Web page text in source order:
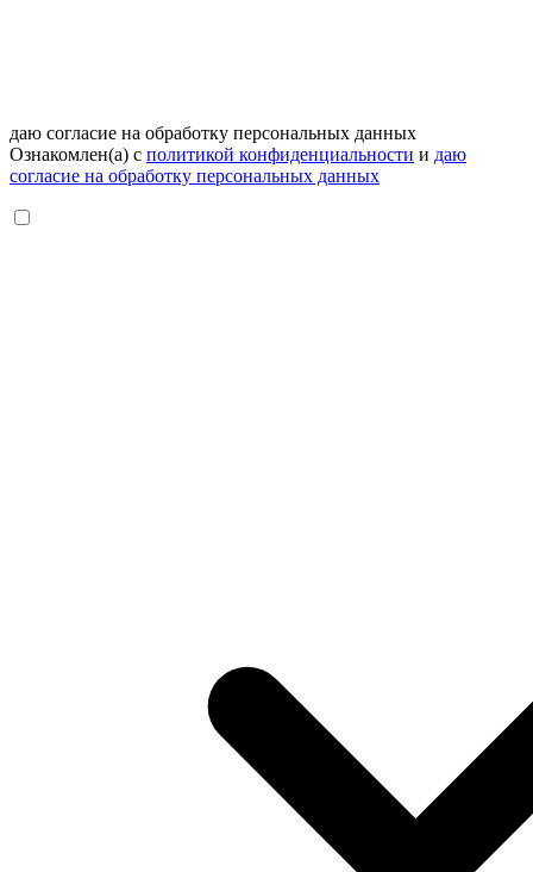
даю согласие на обработку персональных данных
Ознакомлен(а) с политикой конфиденциальности и даю
согласие на обработку персональных данных